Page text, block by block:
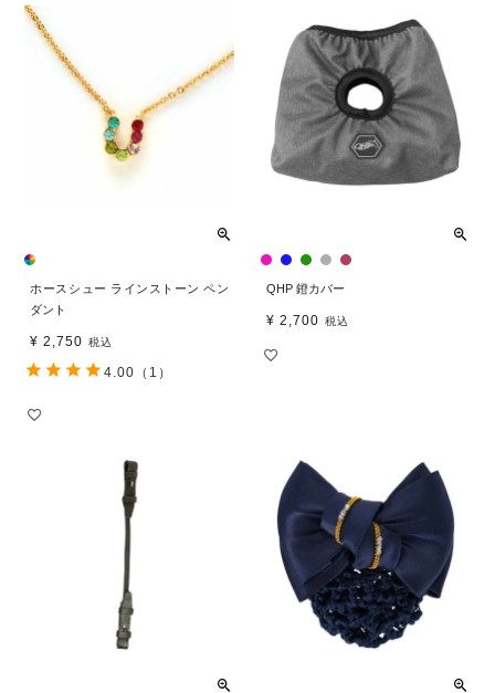
ホースシュー ラインストーン ペン
ダント
¥ 2,750 税込
4.00 （1）
QHP 鐙カバー
¥ 2,700 税込